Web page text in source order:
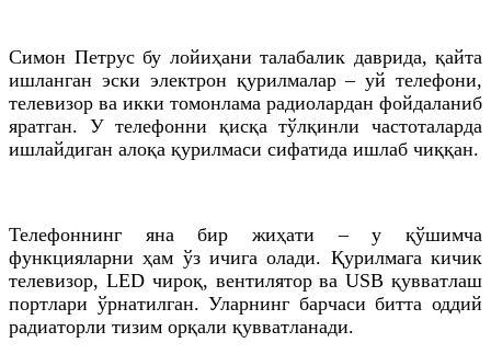
Симон Петрус бу лойиҳани талабалик даврида, қайта
ишланган эски электрон қурилмалар – уй телефони,
телевизор ва икки томонлама радиолардан фойдаланиб
яратган. У телефонни қисқа тўлқинли частоталарда
ишлайдиган алоқа қурилмаси сифатида ишлаб чиққан.
Телефоннинг яна бир жиҳати – у қўшимча
функцияларни ҳам ўз ичига олади. Қурилмага кичик
телевизор, LED чироқ, вентилятор ва USB қувватлаш
портлари ўрнатилган. Уларнинг барчаси битта оддий
радиаторли тизим орқали қувватланади.